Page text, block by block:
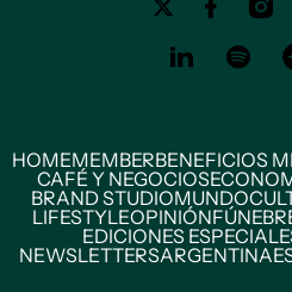
HOMEMEMBERBENEFICIOS
CAFÉ Y NEGOCIOS
BRAND STUDIOMUNDO
LIFESTYLEOPINIÓN
EDICIONES
NEWSLETTERSARGENTINA